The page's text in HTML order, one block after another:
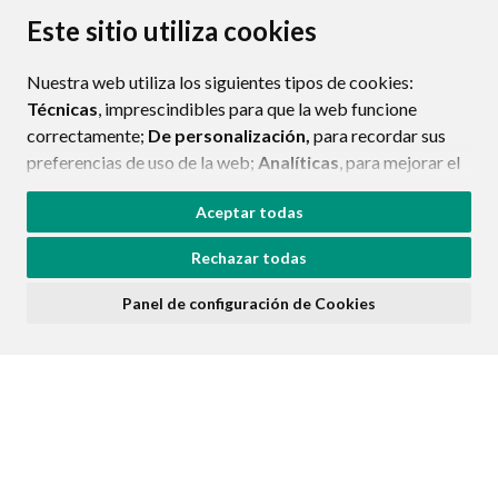
Este sitio utiliza cookies
Nuestra web utiliza los siguientes tipos de cookies:
Técnicas, imprescindibles para que la web funcione
correctamente; De personalización, para recordar sus
preferencias de uso de la web; Analíticas, para mejorar el
funcionamiento de la web y sus servicios.
Si acepta pulsando el botón“Aceptar todas”
consideramos que acepta su uso. Si pulsa el botón
ninguna acción, se guardarán las cookies técnicas
Aceptar todas
Rechazar todas
Panel de configuración de Cookies
PROTECCIÓN DE DATOS
POLÍTICA DE COOKIES
ENLACE EXTERNO AL